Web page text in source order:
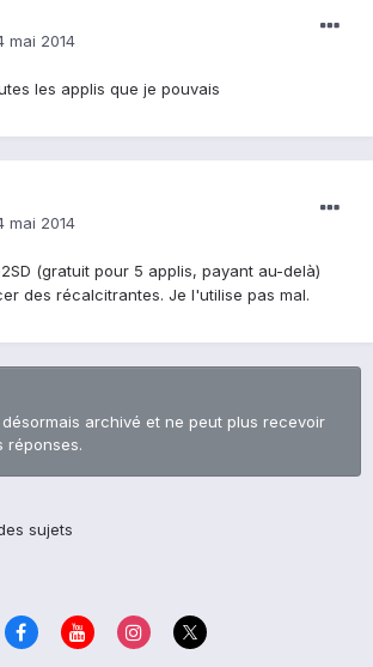
mai 2014
les applis que je pouvais
mai 2014
(gratuit pour 5 applis, payant au-delà)
des récalcitrantes. Je l'utilise pas mal.
archivé et ne peut plus recevoir
réponses.
sujets